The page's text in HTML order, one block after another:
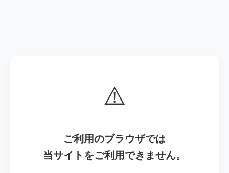
⚠️
ご利用のブラウザでは
当サイトをご利用できません。